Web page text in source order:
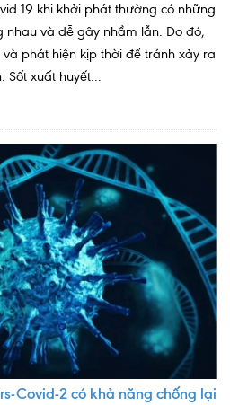
TIN TỨC
tin y tế
nói về chúng tôi
khám
19 khi khởi phát thường có những
và dễ gây nhầm lẫn. Do đó,
phát hiện kịp thời để tránh xảy ra
Sốt xuất huyết...
Covid-2 có khả năng chống lại